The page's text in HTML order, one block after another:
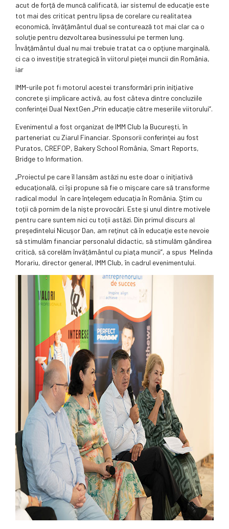
acut de forţă de muncă calificată, iar sistemul de educaţie este
tot mai des criticat pentru lipsa de corelare cu realitatea
economică, învăţământul dual se conturează tot mai clar ca o
soluţie pentru dezvoltarea busines­sului pe termen lung.
Învăţământul dual nu mai trebuie tratat ca o opţiune marginală,
ci ca o investiţie strategică în viitorul pieţei muncii din România,
iar
IMM-urile pot fi motorul acestei transformări prin iniţiative
concrete şi implicare activă, au fost câteva dintre concluziile
conferinţei Dual NextGen „Prin educaţie către meseriile viitorului“.
Evenimentul a fost organizat de IMM Club la Bucureşti, în
parteneriat cu Ziarul Financiar. Sponsorii con­ferinţei au fost
Puratos, CREFOP, Bakery School România, Smart Reports,
Bridge to Information.
„Proiectul pe care îl lansăm astăzi nu este doar o iniţiativă
educaţională, ci îşi propune să fie o mişcare care să transforme
radical modul în care înţelegem educaţia în România. Ştim cu
toţii că pornim de la nişte provocări. Este şi unul dintre motivele
pentru care suntem nici cu toţii astăzi. Din primul discurs al
preşedintelui Nicuşor Dan, am reţinut că în educaţie este nevoie
să stimulăm financiar personalul didactic, să stimulăm gândirea
critică, să corelăm învăţământul cu piaţa muncii“, a spus Melinda
Morariu, director general, IMM Club, în cadrul evenimentului.